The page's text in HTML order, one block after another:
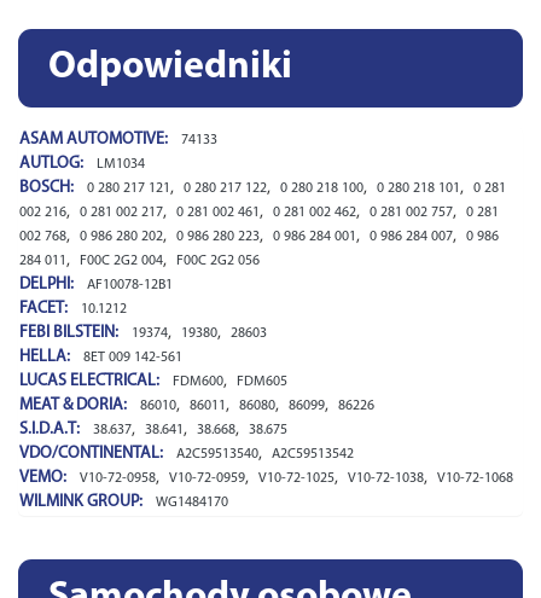
Odpowiedniki
ASAM AUTOMOTIVE: 74133
AUTLOG: LM1034
BOSCH: 0 280 217 121 , 0 280 217 122, 0 280 218 100, 0 280 218 101 ,
0 281
002 216, 0 281 002 217, 0 281 002 461 , 0 281 002 462, 0 281 002 757,
0 281
002 768, 0 986 280 202, 0 986 280 223, 0 986 284 001 , 0 986 284 007,
0 986
284 011 , F00C 2G2 004, F00C 2G2 056
DELPHI: AF10078-12B1
FACET: 10.1212
FEBI BILSTEIN: 19374, 19380, 28603
HELLA: 8ET 009 142-561
LUCAS ELECTRICAL: FDM600, FDM605
MEAT & DORIA: 86010, 86011 , 86080, 86099, 86226
S.I.D.A.T: 38.637, 38.641 , 38.668, 38.675
VDO/CONTINENTAL: A2C59513540, A2C59513542
VEMO: V10-72-0958, V10-72-0959, V10-72-1025, V10-72-1038, V10-72-1068
WILMINK GROUP: WG1484170